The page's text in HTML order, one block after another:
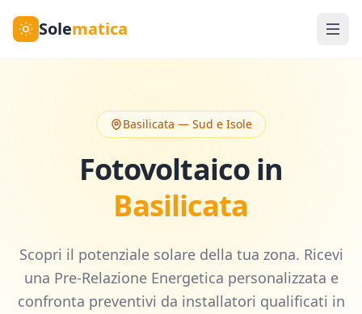
Solematica
Basilicata — Sud e Isole
Fotovoltaico in
Basilicata
Scopri il potenziale solare della tua zona. Ricevi
una Pre-Relazione Energetica personalizzata e
confronta preventivi da installatori qualificati in